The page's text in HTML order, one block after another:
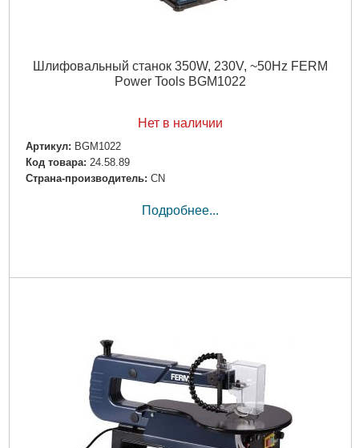
Шлифовальный станок 350W, 230V, ~50Hz FERM
Power Tools BGM1022
Нет в наличии
Артикул: BGM1022
Код товара: 24.58.89
Страна-производитель: CN
Подробнее...